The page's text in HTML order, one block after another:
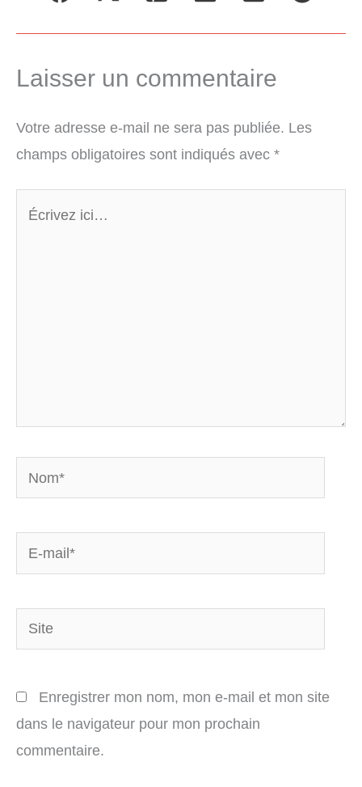
Laisser un commentaire
Votre adresse e-mail ne sera pas publiée. Les
champs obligatoires sont indiqués avec *
Nom*
E-
mail*
Site
Enregistrer mon nom, mon e-mail et mon site
dans le navigateur pour mon prochain
commentaire.